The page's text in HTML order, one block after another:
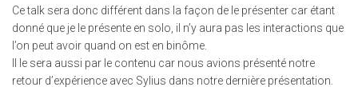
Ce talk sera donc différent dans la façon de le présenter car étant
donné que je le présente en solo, il n’y aura pas les interactions que
l’on peut avoir quand on est en binôme.
Il le sera aussi par le contenu car nous avions présenté notre
retour d’expérience avec Sylius dans notre dernière présentation.